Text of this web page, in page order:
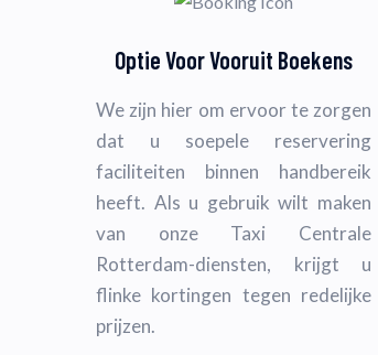
Optie Voor Vooruit Boekens
We zijn hier om ervoor te zorgen
dat u soepele reservering
faciliteiten binnen handbereik
heeft. Als u gebruik wilt maken
van onze Taxi Centrale
Rotterdam-diensten, krijgt u
flinke kortingen tegen redelijke
prijzen.